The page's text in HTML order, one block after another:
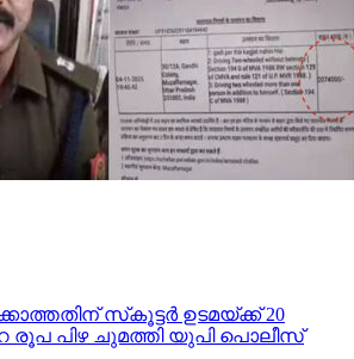
സ്‌കൂട്ടര്‍ ഉടമയ്ക്ക് 20
രൂപ പിഴ ചുമത്തി യുപി പൊലീസ്